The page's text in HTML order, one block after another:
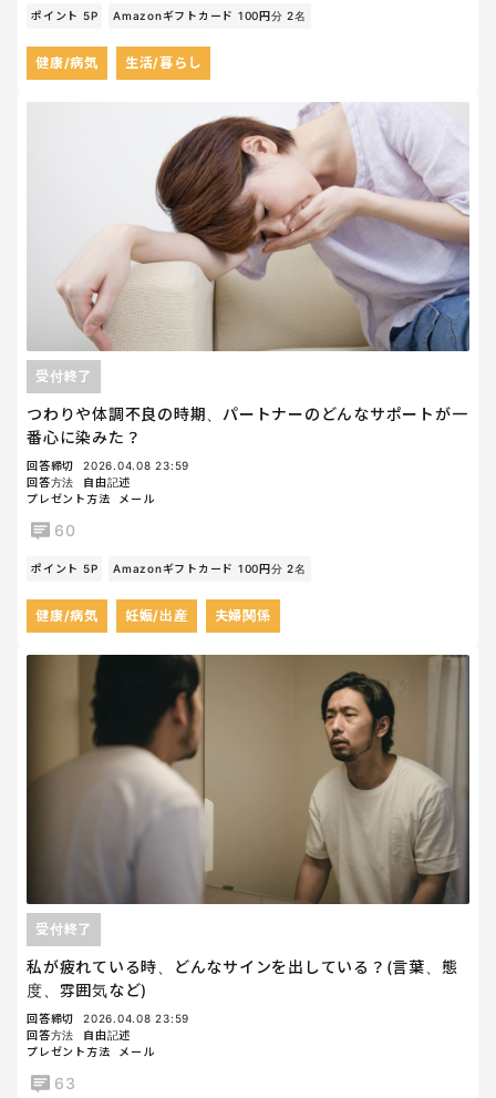
ポイント 5P Amazonギフトカード 100円分 2名
健康/病気 生活/暮らし
つわりや体調不良の時期、パートナーのどんなサポートが一
番心に染みた？
受付終了
回答締切
2026.04.08 23:59
回答方法
自由記述
プレゼント方法
メール
60
ポイント 5P Amazonギフトカード 100円分 2名
健康/病気 妊娠/出産 夫婦関係
私が疲れている時、どんなサインを出している？(言葉、態
度、雰囲気など)
受付終了
回答締切
2026.04.08 23:59
回答方法
自由記述
プレゼント方法
メール
63